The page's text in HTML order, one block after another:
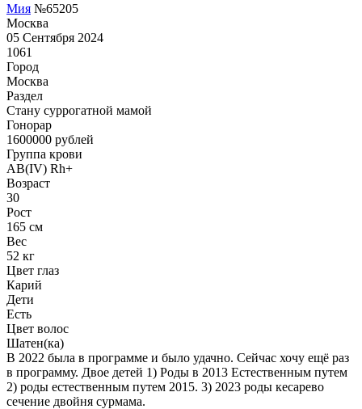
Мия №65205
Москва
05 Сентября 2024
1061
Город
Москва
Раздел
Cтану суррогатной мамой
Гонoрар
1600000 рублей
Группа крови
AB(IV) Rh+
Возраст
30
Рост
165 см
Вес
52 кг
Цвет глаз
Карий
Дети
Есть
Цвет волос
Шатен(ка)
В 2022 была в программе и было удачно. Сейчас хочу ещё раз
в программу. Двое детей 1) Роды в 2013 Естественным путем
2) роды естественным путем 2015. 3) 2023 роды кесарево
сечение двойня сурмама.